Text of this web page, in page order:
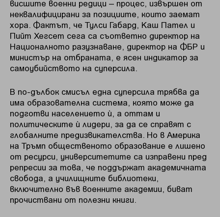
висшите военни редици – процес, извършен от
неквалифицирани за позициите, които заемат
хора. Фактът, че Тулси Габард, Каш Пател и
Пийт Хегсет сега са съответно директор на
Националното разузнаване, директор на ФБР и
министър на отбраната, е ясен индикатор за
самоубийството на суперсила.
В по-дълбок смисъл една суперсила трябва да
има образователна система, която може да
подготви населението ѝ, а оттам и
политическите ѝ лидери, за да се справят с
глобалните предизвикателства. Но в Америка
на Тръмп общественото образование е лишено
от ресурси, университетите са изправени пред
репресии за това, че поддържат академичната
свобода, а училищните библиотеки,
включително във военните академии, биват
прочиствани от полезни книги.